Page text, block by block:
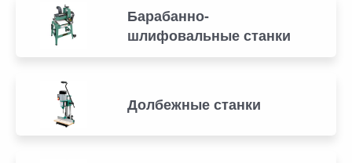
Барабанно-
шлифовальные станки
Долбежные станки